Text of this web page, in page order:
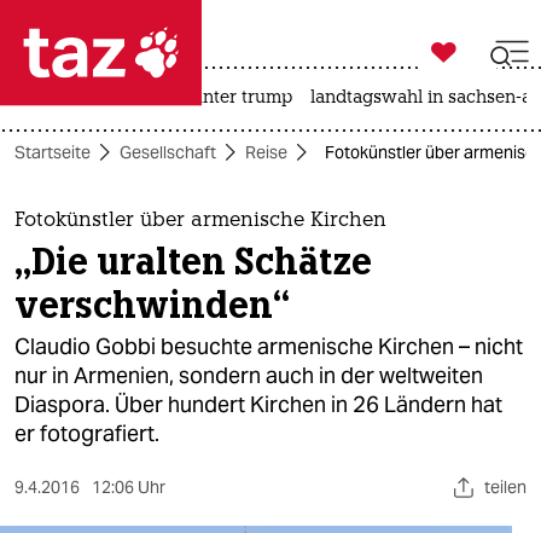
 taz zahl ich
taz zahl ich
themen
politik
öko
gesellschaft
kultur
sport

taz zahl ich
usa unter trump landtagswahl in sachsen-
Startseite Gesellschaft Reise Fotokünstler über
Fotokünstler über armenische Kirchen
„Die uralten Schätze
verschwinden“
Claudio Gobbi besuchte armenische Kirchen – nicht
nur in Armenien, sondern auch in der weltweiten
Diaspora. Über hundert Kirchen in 26 Ländern hat
er fotografiert.
9.4.2016 12:06 Uhr teilen